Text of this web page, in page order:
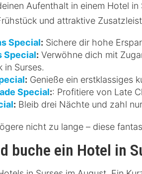
Aufenthalt in einem Hotel
und attraktive
Special: Sichere dir hohe
Special: Verwöhne dich mit
in Surses.
: Genieße ein erstklassiges
Special:: Profitiere von Late
: Bleib drei Nächte und zahl
nicht zu lange – diese
buche ein Hotel in